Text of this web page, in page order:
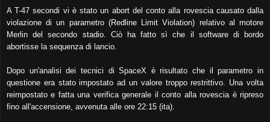
A T-47 secondi vi è stato un abort del conto alla rovescia causato dalla
violazione di un parametro (Redline Limit Violation) relativo al motore
Merlin del secondo stadio. Ciò ha fatto sì che il software di bordo
abortisse la sequenza di lancio.
Dopo un'analisi dei tecnici di SpaceX è risultato che il parametro in
questione era stato impostato ad un valore troppo restrittivo. Una volta
reimpostato e fatta una verifica generale il conto alla rovescia è ripreso
fino all'accensione, avvenuta alle ore 22:15 (ita).